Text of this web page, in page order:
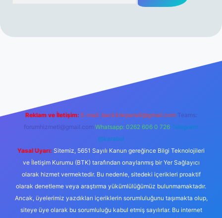
Reklam ve İletişim: E-mail: backlinkpaneli@gmail.com Teams:
forumhizmeti@gmail.com Whatsapp: 0262 606 0 726 Telegram:
@karabul
Yasal Uyarı: Sitemiz, 5651 Sayılı Kanun gereğince Bilgi Teknolojileri
ve İletişim Kurumu (BTK) tarafından onaylanmış bir Yer Sağlayıcı
olarak hizmet vermektedir. Bu nedenle, sitedeki içerikleri proaktif
olarak denetleme veya araştırma yükümlülüğümüz bulunmamaktadır.
Ancak, üyelerimiz yazdıkları içeriklerin sorumluluğunu taşımakta olup,
siteye üye olarak bu sorumluluğu kabul etmiş sayılırlar. Bu internet